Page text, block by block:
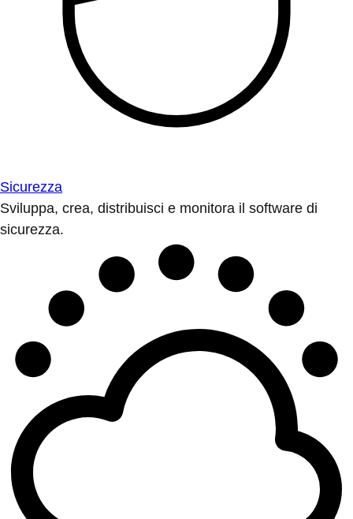
Sicurezza
Sviluppa, crea, distribuisci e monitora il software di
sicurezza.